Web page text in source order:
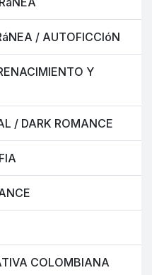
/ AUTOFICCIóN
Y
/ DARK ROMANCE
COLOMBIANA